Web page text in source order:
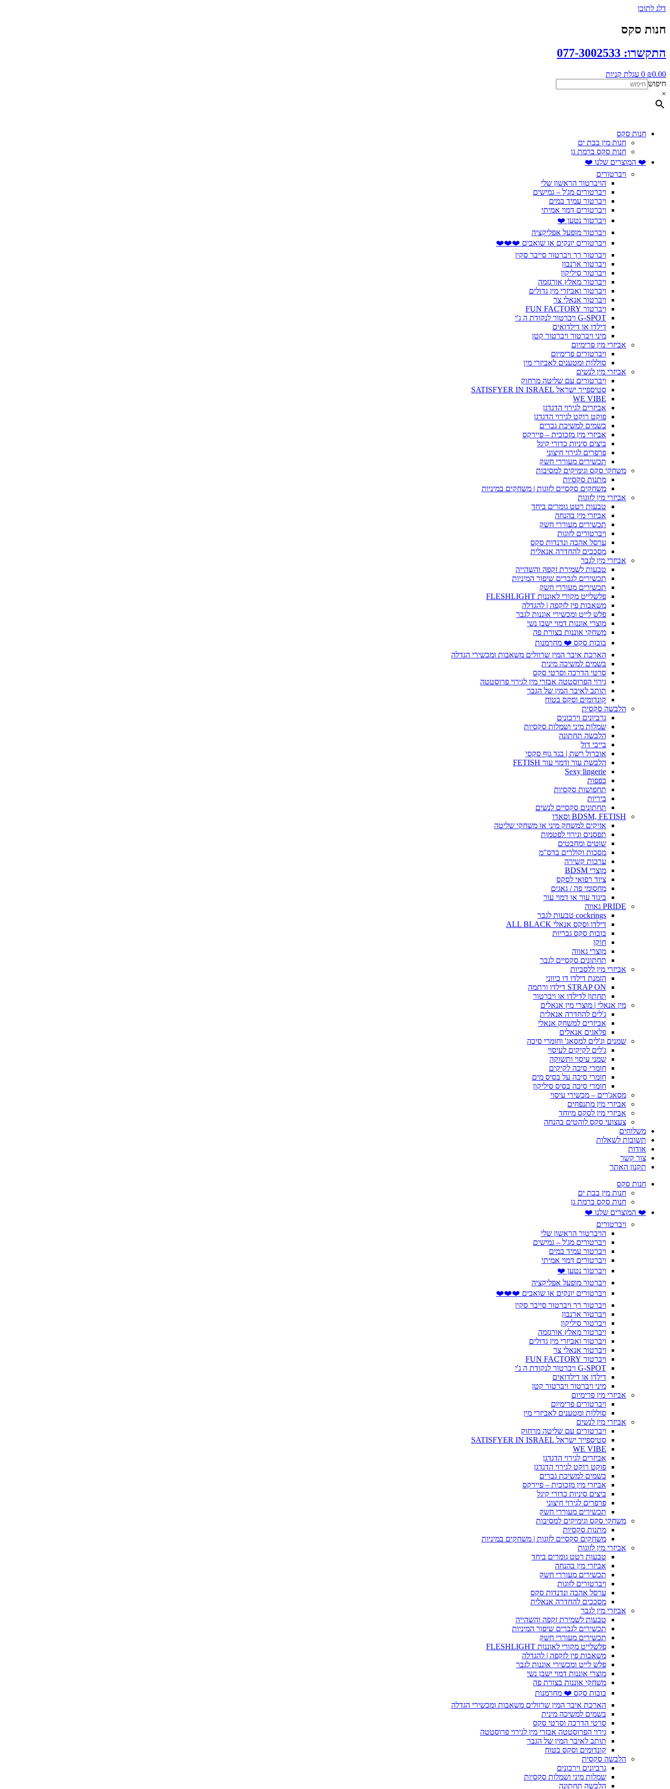
דלג לתוכן
חנות סקס
התקשרו: 077-3002533
₪0.00
0 עגלת קניות
חיפוש
×
חנות סקס
חנות מין בבת ים
חנות סקס ברמת גן
❤️ המוצרים שלנו ❤️
ויברטורים
הויברטור הראשון שלי
ויברטורים מג'ל – גמישים
ויברטור עמיד במים
ויברטורים דמוי אמיתי
ויברטור נטען ❤️
ויברטור מופעל אפליקציה
ויברטורים יונקים או שואבים ❤️❤️❤️
ויברטור רך ויברטור סייבר סקין
ויברטור ארנבון
ויברטור סיליקון
ויברטור מאלץ אורגזמה
ויברטור ואביזרי מין גדולים
ויברטור אנאלי צר
ויברטור FUN FACTORY
G-SPOT ויברטור לנקודת ה ג'י
דילדו או דילדואים
מיני ויברטור ויברטור קטן
אביזרי מין פרימיום
ויברטורים פרימיום
סוללות ומטענים לאביזרי מין
אביזרי מין לנשים
ויברטורים עם שליטה מרחוק
סטיספייר ישראל SATISFYER IN ISRAEL
WE VIBE
אביזרים לגירוי הדגדגן
פוקט רוקט לגירוי הדגדגן
בשמים למשיכת גברים
אביזרי מין מזכוכית – פיירקס
ביצים סיניות כדורי קיגל
פרפרים לגירוי חיצוני
תכשירים מעוררי חשק
משחקי סקס וגימיקים למסיבות
מתנות סקסיות
משחקים סקסיים לזוגות | משחקים במיניות
אביזרי מין לזוגות
טבעות רטט גומרים ביחד
אביזרי מין בהנחה
תכשירים מעוררי חשק
ויברטורים לזוגות
ערסל אהבה ונדנדות סקס
מסככים להחדרה אנאלית
אביזרי מין לגבר
טבעות לשמירת זקפה והשהייה
תכשירים לגברים שיפור המיניות
תכשירים מעוררי חשק
פלשלייט מקורי לאוננות FLESHLIGHT
משאבות פין לזקפה | להגדלה
פלש לייט ומכשירי אוננות לגבר
מוצרי אוננות דמוי ישבן נשי
משחקי אוננות בצורת פה
בובות סקס ❤️ מחרמנות
הארכת איבר המין שרוולים משאבות ומכשירי הגדלה
בשמים למשיכה מינית
סרטי הדרכה וסרטי סקס
גירוי הפרוסטטה אבזרי מין לגירוי פרוסטטה
תותב לאיבר המין של הגבר
קונדומים וסקס בטוח
הלבשה סקסית
גרביונים וירכונים
שמלות מיני ושמלות סקסיות
הלבשה תחתונה
בייבי דול
אוברול רשת | בגד גוף סקסי
הלבשת עור ודמוי עור FETISH
Sexy lingerie
כפפות
תחפושות סקסיות
ביריות
תחתונים סקסיים לנשים
BDSM, FETISH וסאדו
אזיקים למשחק מיני או משחקי שליטה
תפסנים וגירוי לפטמות
שוטים ומחבטים
מסכות וקולרים בדס"מ
ערכות קשירה
מוצרי BDSM
ציוד רפואי לסקס
מחסומי פה / גאגים
ביגוד עור או דמוי עור
PRIDE גאווה
cockrings טבעות לגבר
דילדו וסקס אנאלי ALL BLACK
בובות סקס גבריות
חוקן
מוצרי גאווה
תחתונים סקסיים לגבר
אביזרי מין ללסביות
הזמנת דילדו דו כיווני
STRAP ON דילדו ורתמה
תחתון לדילדו או ויברטור
מין אנאלי | מוצרי מין אנאלים
ג'לים להחדרה אנאלית
אביזרים למשחק אנאלי
פלאגים אנאלים
שמנים וג'לים למסאג' וחומרי סיכה
ג'לים לקיקים לעיסוי
שמני עיסוי ותשוקה
חומרי סיכה לקיקים
חומרי סיכה על בסיס מים
חומרי סיכה בסיס סיליקון
מסאג'רים – מכשירי עיסוי
אביזרי מין מתנפחים
אביזרי מין לסקס מיוחד
צעצועי סקס לוהטים בהנחה
משלוחים
תשובות לשאלות
אודות
צור קשר
תקנון האתר
חנות סקס
חנות מין בבת ים
חנות סקס ברמת גן
❤️ המוצרים שלנו ❤️
ויברטורים
הויברטור הראשון שלי
ויברטורים מג'ל – גמישים
ויברטור עמיד במים
ויברטורים דמוי אמיתי
ויברטור נטען ❤️
ויברטור מופעל אפליקציה
ויברטורים יונקים או שואבים ❤️❤️❤️
ויברטור רך ויברטור סייבר סקין
ויברטור ארנבון
ויברטור סיליקון
ויברטור מאלץ אורגזמה
ויברטור ואביזרי מין גדולים
ויברטור אנאלי צר
ויברטור FUN FACTORY
G-SPOT ויברטור לנקודת ה ג'י
דילדו או דילדואים
מיני ויברטור ויברטור קטן
אביזרי מין פרימיום
ויברטורים פרימיום
סוללות ומטענים לאביזרי מין
אביזרי מין לנשים
ויברטורים עם שליטה מרחוק
סטיספייר ישראל SATISFYER IN ISRAEL
WE VIBE
אביזרים לגירוי הדגדגן
פוקט רוקט לגירוי הדגדגן
בשמים למשיכת גברים
אביזרי מין מזכוכית – פיירקס
ביצים סיניות כדורי קיגל
פרפרים לגירוי חיצוני
תכשירים מעוררי חשק
משחקי סקס וגימיקים למסיבות
מתנות סקסיות
משחקים סקסיים לזוגות | משחקים במיניות
אביזרי מין לזוגות
טבעות רטט גומרים ביחד
אביזרי מין בהנחה
תכשירים מעוררי חשק
ויברטורים לזוגות
ערסל אהבה ונדנדות סקס
מסככים להחדרה אנאלית
אביזרי מין לגבר
טבעות לשמירת זקפה והשהייה
תכשירים לגברים שיפור המיניות
תכשירים מעוררי חשק
פלשלייט מקורי לאוננות FLESHLIGHT
משאבות פין לזקפה | להגדלה
פלש לייט ומכשירי אוננות לגבר
מוצרי אוננות דמוי ישבן נשי
משחקי אוננות בצורת פה
בובות סקס ❤️ מחרמנות
הארכת איבר המין שרוולים משאבות ומכשירי הגדלה
בשמים למשיכה מינית
סרטי הדרכה וסרטי סקס
גירוי הפרוסטטה אבזרי מין לגירוי פרוסטטה
תותב לאיבר המין של הגבר
קונדומים וסקס בטוח
הלבשה סקסית
גרביונים וירכונים
שמלות מיני ושמלות סקסיות
הלבשה תחתונה